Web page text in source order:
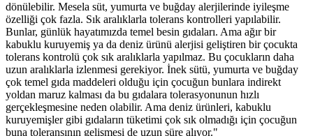
dönülebilir. Mesela süt, yumurta ve buğday alerjilerinde iyileşme
özelliği çok fazla. Sık aralıklarla tolerans kontrolleri yapılabilir.
Bunlar, günlük hayatımızda temel besin gıdaları. Ama ağır bir
kabuklu kuruyemiş ya da deniz ürünü alerjisi geliştiren bir çocukta
tolerans kontrolü çok sık aralıklarla yapılmaz. Bu çocukların daha
uzun aralıklarla izlenmesi gerekiyor. İnek sütü, yumurta ve buğday
çok temel gıda maddeleri olduğu için çocuğun bunlara indirekt
yoldan maruz kalması da bu gıdalara tolerasyonunun hızlı
gerçekleşmesine neden olabilir. Ama deniz ürünleri, kabuklu
kuruyemişler gibi gıdaların tüketimi çok sık olmadığı için çocuğun
buna toleransının gelişmesi de uzun süre alıyor."